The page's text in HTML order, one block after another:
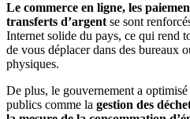
Le commerce en ligne, les
transferts d’argent se sont
Internet solide du pays, ce qui rend
de vous déplacer dans des bureaux
physiques.
De plus, le gouvernement a
publics comme la gestion des